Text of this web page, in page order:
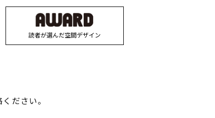
読者が選んだ空間デザイン
ださい。